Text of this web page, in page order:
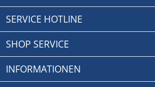
SERVICE HOTLINE
SHOP SERVICE
INFORMATIONEN